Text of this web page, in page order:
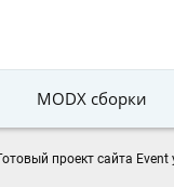
MODX сборки
проект сайта Event